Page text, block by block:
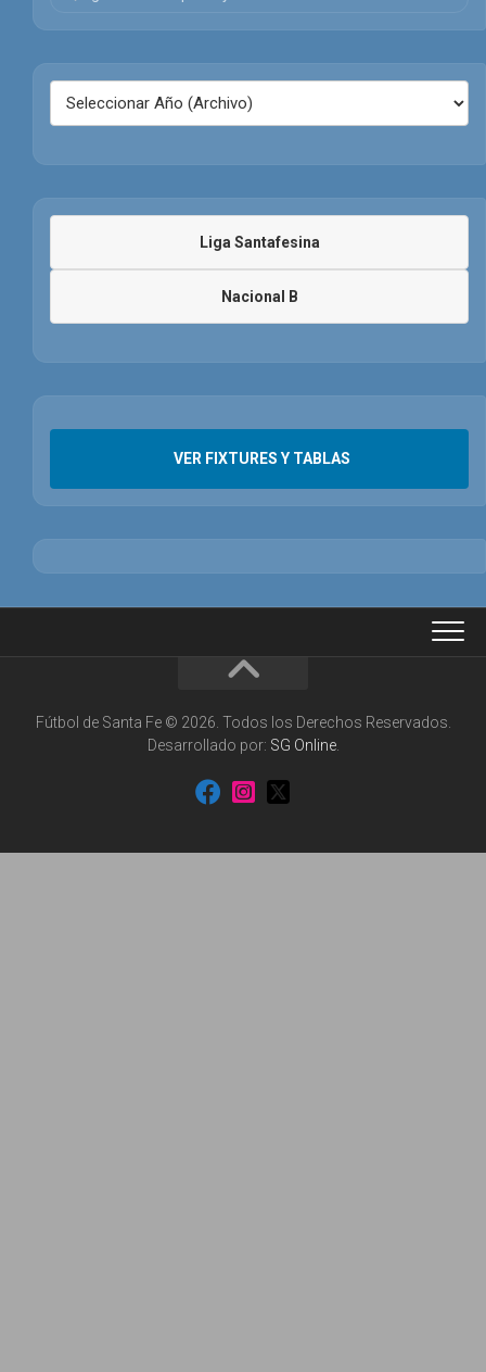
Liga Santafesina
Nacional B
VER FIXTURES Y TABLAS
Fútbol de Santa Fe © 2026. Todos los Derechos Reservados.
Desarrollado por: SG Online.